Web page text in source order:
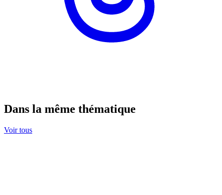
Dans la même thématique
Voir tous